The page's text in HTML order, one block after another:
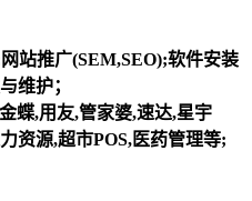
站推广(SEM,SEO);软件安装
维护；
蝶,用友,管家婆,速达,星宇
资源,超市POS,医药管理等;